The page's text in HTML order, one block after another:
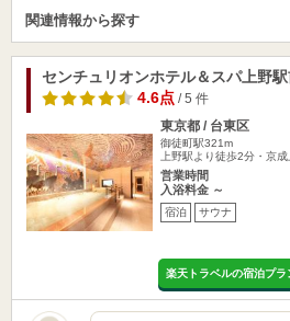
関連情報から探す
センチュリオンホテル＆スパ上野
4.6点 / 5 件
東京都 / 台東区
御徒町駅321m
上野駅より徒歩2分・京
営業時間
入浴料金 ～
宿泊 サウナ
楽天トラベルの宿泊プラ